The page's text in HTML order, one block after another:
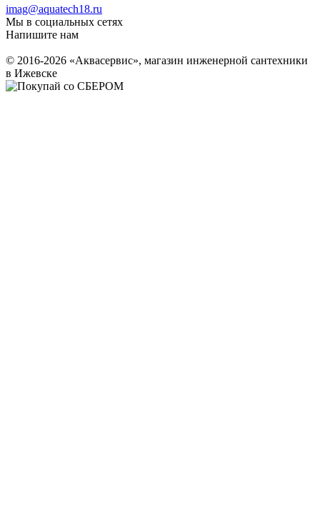
imag@aquatech18.ru
Мы в социальных сетях
Напишите нам
© 2016-2026 «Аквасервис», магазин инженерной сантехники
в Ижевске